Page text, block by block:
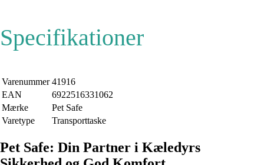
Specifikationer
Varenummer 41916
EAN
6922516331062
Mærke
Pet Safe
Varetype
Transporttaske
Pet Safe: Din Partner i Kæledyrs